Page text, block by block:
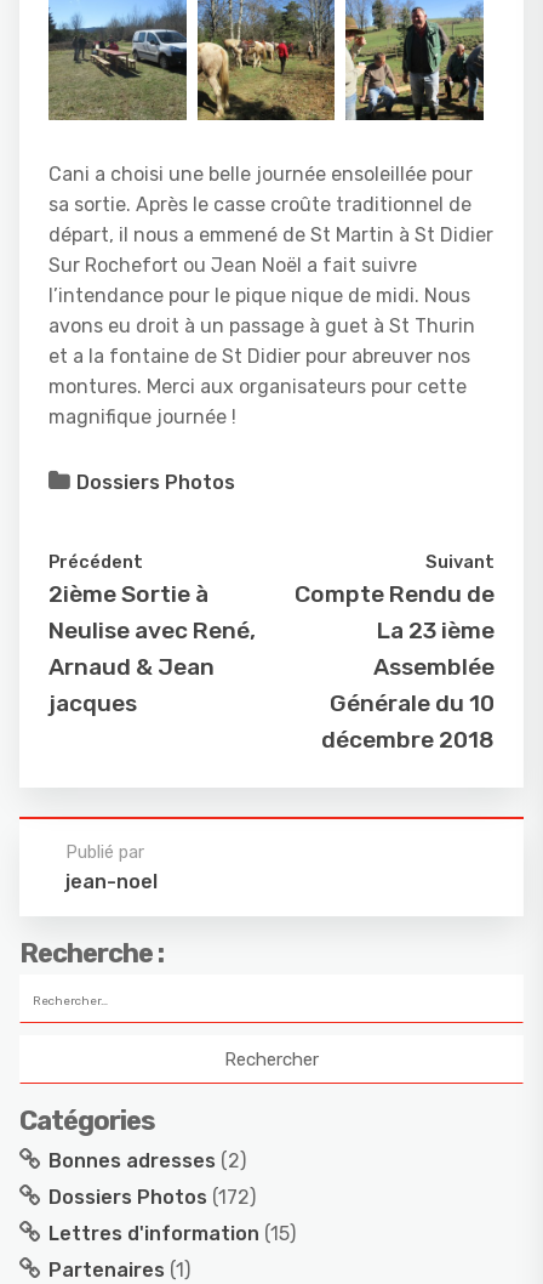
Cani a choisi une belle journée ensoleillée pour
sa sortie. Après le casse croûte traditionnel de
départ, il nous a emmené de St Martin à St Didier
Sur Rochefort ou Jean Noël a fait suivre
l’intendance pour le pique nique de midi. Nous
avons eu droit à un passage à guet à St Thurin
et a la fontaine de St Didier pour abreuver nos
montures. Merci aux organisateurs pour cette
magnifique journée !
Dossiers Photos
Précédent
2ième Sortie à
Neulise avec René,
Arnaud & Jean
jacques
Suivant
Compte Rendu de
La 23 ième
Assemblée
Générale du 10
décembre 2018
Publié par
jean-noel
Recherche :
Catégories
Bonnes adresses (2)
Dossiers Photos (172)
Lettres d'information (15)
Partenaires (1)